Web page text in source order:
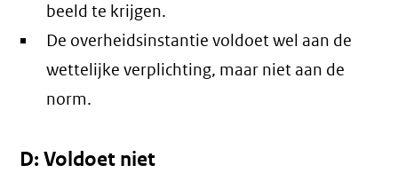
beeld te krijgen.
De overheidsinstantie voldoet wel aan de
wettelijke verplichting, maar niet aan de
norm.
D: Voldoet niet